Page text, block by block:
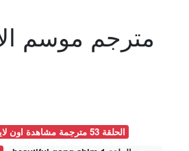
beelzebub الحلقة 53 مترجمة مشاهدة اون لاين